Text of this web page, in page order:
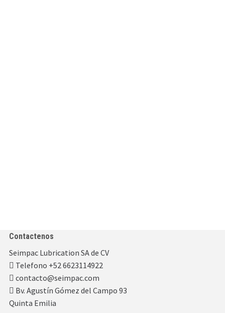
Contactenos
Seimpac Lubrication SA de CV
Telefono +52 6623114922
contacto@seimpac.com
Bv. Agustín Gómez del Campo 93
Quinta Emilia